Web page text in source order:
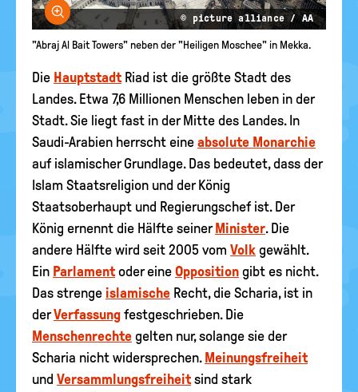
Bild vergrößern
© picture alliance / AA
"Abraj Al Bait Towers" neben der "Heiligen Moschee" in Mekka.
Die HauptstadtRiad ist die größte Stadt des
Landes. Etwa 7,6 Millionen Menschen leben in der
Stadt. Sie liegt fast in der Mitte des Landes. In
Saudi-Arabien herrscht eine absolute Monarchie
auf islamischer Grundlage. Das bedeutet, dass der
Islam Staatsreligion und der König
Staatsoberhaupt und Regierungschef ist. Der
König ernennt die Hälfte seiner Minister. Die
andere Hälfte wird seit 2005 vom Volk gewählt.
Ein Parlamentoder eine Opposition gibt es nicht.
Das strenge islamische Recht, die Scharia, ist in
derVerfassung festgeschrieben. Die
Menschenrechte gelten nur, solange sie der
Scharia nicht widersprechen. Meinungsfreiheit
und Versammlungsfreiheitsind stark